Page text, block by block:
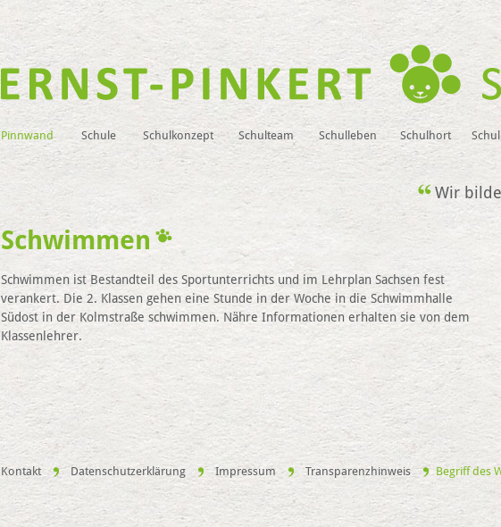
Pinnwand Schule Schulkonzept Schulteam Schulleben Schulhort
Wir
Schwimmen
Schwimmen ist Bestandteil des Sportunterrichts und im Lehrplan Sachsen fest
verankert. Die 2. Klassen gehen eine Stunde in der Woche in die Schwimmhalle
Südost in der Kolmstraße schwimmen. Nähre Informationen erhalten sie von dem
Klassenlehrer.
Kontakt Datenschutzerklärung Impressum Transparenzhinweis Begriff des